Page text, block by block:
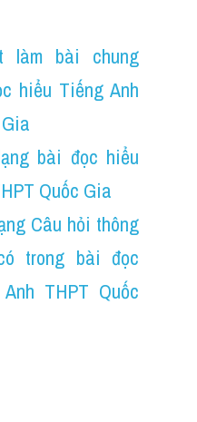
làm bài chung
hiểu Tiếng Anh
bài đọc hiểu
Quốc Gia
Câu hỏi thông
trong bài đọc
THPT Quốc